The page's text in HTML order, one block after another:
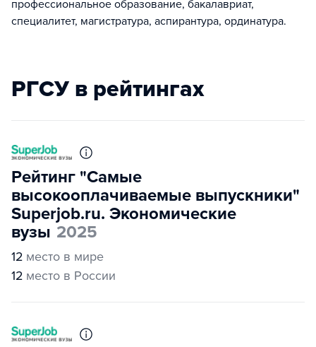
профессиональное образование, бакалавриат,
специалитет, магистратура, аспирантура, ординатура.
РГСУ в рейтингах
Рейтинг "Самые
высокооплачиваемые выпускники"
Superjob.ru. Экономические
вузы 2025
12 место в мире
12 место в России